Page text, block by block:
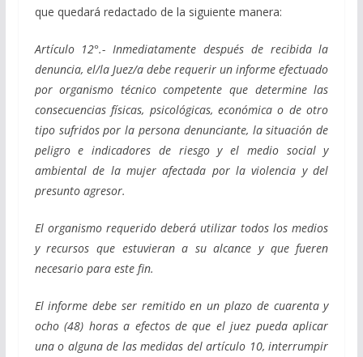
que quedará redactado de la siguiente manera:
Artículo 12°.- Inmediatamente después de recibida la
denuncia, el/la Juez/a debe requerir un informe efectuado
por organismo técnico competente que determine las
consecuencias físicas, psicológicas, económica o de otro
tipo sufridos por la persona denunciante, la situación de
peligro e indicadores de riesgo y el medio social y
ambiental de la mujer afectada por la violencia y del
presunto agresor.
El organismo requerido deberá utilizar todos los medios
y recursos que estuvieran a su alcance y que fueren
necesario para este fin.
El informe debe ser remitido en un plazo de cuarenta y
ocho (48) horas a efectos de que el juez pueda aplicar
una o alguna de las medidas del artículo 10, interrumpir